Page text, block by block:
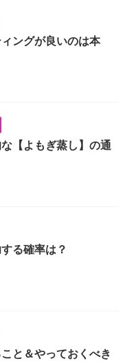
ングが良いのは本
【よもぎ蒸し】の通
る確率は？
と＆やっておくべき